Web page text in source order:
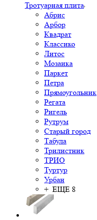
Тротуарная плита
Абрис
Арбор
Квадрат
Классико
Литос
Мозаика
Паркет
Петра
Прямоугольник
Регата
Ригель
Рутрум
Старый город
Табула
Трилистник
ТРИО
Туртур
Урбан
+ ЕЩЕ 8